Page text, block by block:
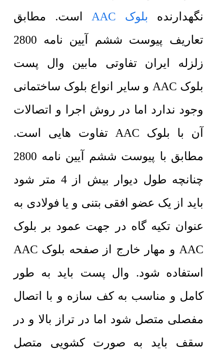
نگهدارنده بلوک AAC
است. مطابق
تعاریف پیوست ششم آیین نامه 2800
زلزله ایران تفاوتی مابین وال پست
بلوک AAC و سایر انواع بلوک ساختمانی
وجود ندارد اما در روش اجرا و اتصالات
آن با بلوک AAC تفاوت هایی است.
مطابق با پیوست ششم آیین نامه 2800
چنانچه طول دیوار بیش از 4 متر شود
باید از یک عضو افقی بتنی و یا فولادی به
عنوان تکیه گاه در جهت عمود بر بلوک
AAC و مهار خارج از صفحه بلوک AAC
استفاده شود. وال پست باید به طور
کامل و مناسب به کف سازه و با اتصال
مفصلی متصل شود اما در تراز بالا و در
سقف باید به صورت کشویی متصل